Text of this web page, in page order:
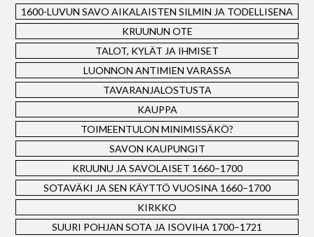
1600-LUVUN SAVO AIKALAISTEN SILMIN JA TODELLISENA
KRUUNUN OTE
TALOT, KYLÄT JA IHMISET
LUONNON ANTIMIEN VARASSA
TAVARANJALOSTUSTA
KAUPPA
TOIMEENTULON MINIMISSÄKÖ?
SAVON KAUPUNGIT
KRUUNU JA SAVOLAISET 1660–1700
SOTAVÄKI JA SEN KÄYTTÖ VUOSINA 1660–1700
KIRKKO
SUURI POHJAN SOTA JA ISOVIHA 1700–1721